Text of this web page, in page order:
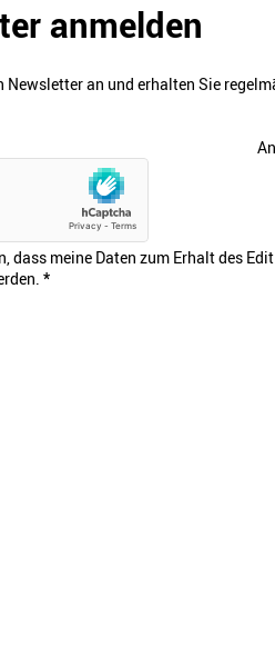
anmelden
Newsletter an und erhalten Sie
dass meine Daten zum Erhalt des
*